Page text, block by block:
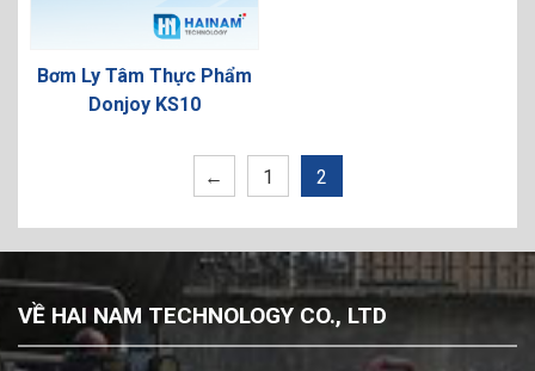
Bơm Ly Tâm Thực Phẩm
Donjoy KS10
← 1 2
VỀ HAI NAM TECHNOLOGY CO., LTD